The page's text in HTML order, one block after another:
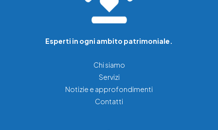
Esperti in ogni ambito patrimoniale.
Chi siamo
Servizi
Notizie e approfondimenti
Contatti